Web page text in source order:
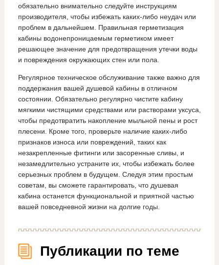
обязательно внимательно следуйте инструкциям
производителя, чтобы избежать каких-либо неудач или
проблем в дальнейшем. Правильная герметизация
кабины водонепроницаемым герметиком имеет
решающее значение для предотвращения утечки воды
и повреждения окружающих стен или пола.
Регулярное техническое обслуживание также важно для
поддержания вашей душевой кабины в отличном
состоянии. Обязательно регулярно чистите кабину
мягкими чистящими средствами или растворами уксуса,
чтобы предотвратить накопление мыльной пены и рост
плесени. Кроме того, проверьте наличие каких-либо
признаков износа или повреждений, таких как
незакрепленные фитинги или засоренные сливы, и
незамедлительно устраните их, чтобы избежать более
серьезных проблем в будущем. Следуя этим простым
советам, вы сможете гарантировать, что душевая
кабина останется функциональной и приятной частью
вашей повседневной жизни на долгие годы.
Публикации по теме